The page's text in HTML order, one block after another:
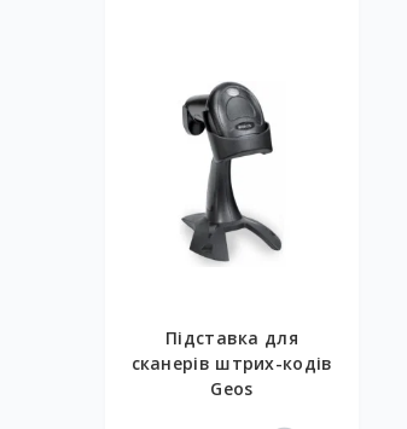
Підставка для
сканерів штрих-кодів
Geos